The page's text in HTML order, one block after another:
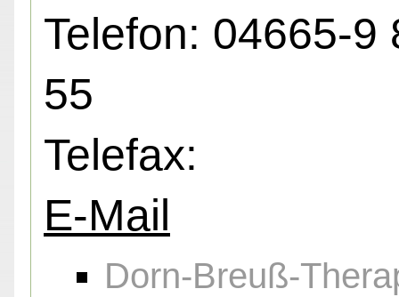
Telefon: 04665-9
55
Telefax:
E-Mail
Dorn-Breuß-